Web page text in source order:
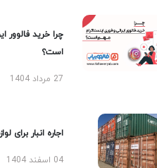
چرا خرید فالوور
است؟
27 مرداد 1404
اجاره انبار برای
04 اسفند 1404